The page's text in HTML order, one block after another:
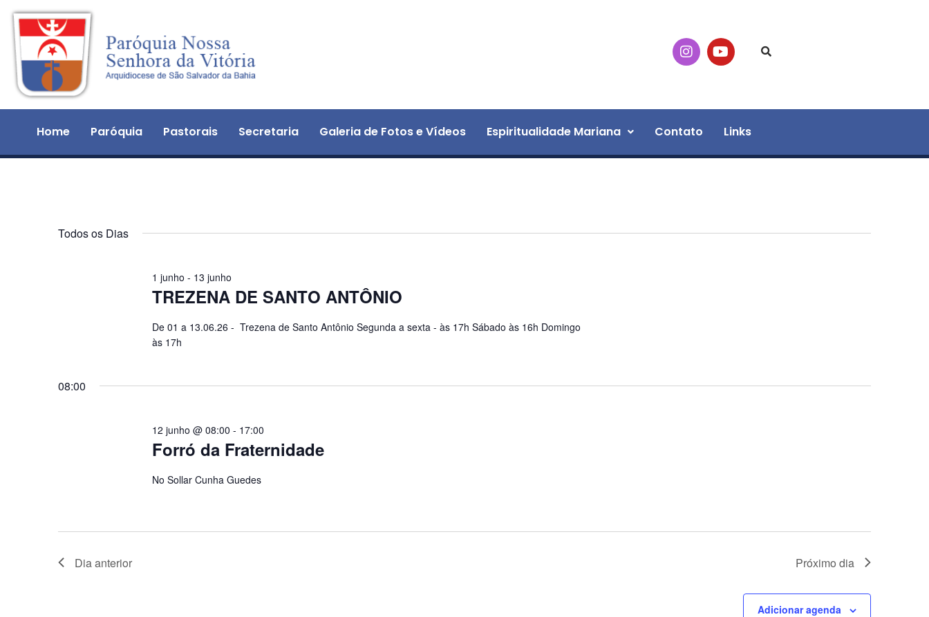
Home Paróquia Pastorais Secretaria Galeria de Fotos e Vídeos Espiritualidade Mariana Contato Links
Todos os Dias
TREZENA DE SANTO ANTÔNIO
1 junho - 13 junho
De 01 a 13.06.26 - Trezena de Santo Antônio Segunda a sexta - às 17h Sábado às 16h Domingo
às 17h
08:00
Forró da Fraternidade
12 junho @ 08:00 - 17:00
No Sollar Cunha Guedes
Dia anterior Próximo dia
Adicionar agenda